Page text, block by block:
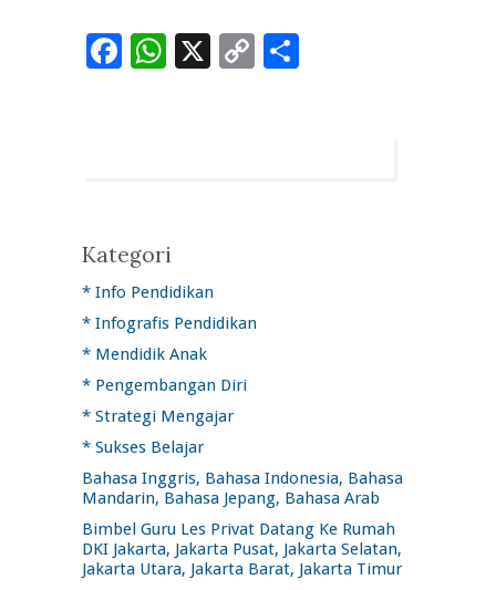
Facebook
WhatsApp
X
Copy
Kategori
* Info Pendidikan
* Infografis Pendidikan
* Mendidik Anak
* Pengembangan Diri
* Strategi Mengajar
* Sukses Belajar
Bahasa Inggris, Bahasa Indonesia, Bahasa
Mandarin, Bahasa Jepang, Bahasa Arab
Bimbel Guru Les Privat Datang Ke Rumah
DKI Jakarta, Jakarta Pusat, Jakarta Selatan,
Jakarta Utara, Jakarta Barat, Jakarta Timur